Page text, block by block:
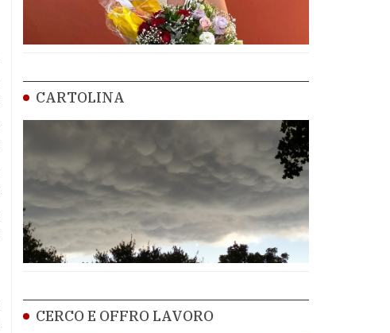
CARTOLINA
CERCO E OFFRO LAVORO